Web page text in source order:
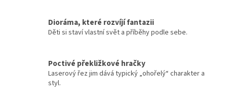
Dioráma, které rozvíjí fantazii
Děti si staví vlastní svět a příběhy podle sebe.
Poctivé překližkové hračky
Laserový řez jim dává typický „ohořelý“ charakter a
styl.